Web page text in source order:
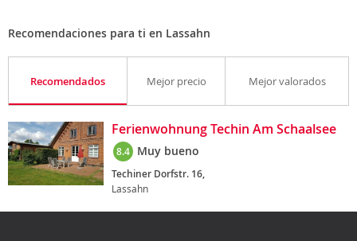
Recomendaciones para ti en Lassahn
Recomendados Mejor precio Mejor valorados
Ferienwohnung Techin Am Schaalsee
8.4 Muy bueno
Techiner Dorfstr. 16,
Lassahn